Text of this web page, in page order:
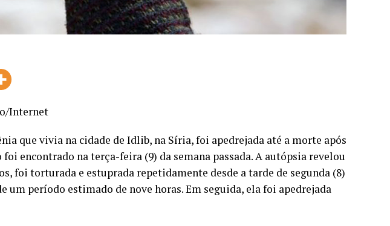
Internet
que vivia na cidade de Idlib, na Síria, foi apedrejada até a morte após
encontrado na terça-feira (9) da semana passada. A autópsia revelou
foi torturada e estuprada repetidamente desde a tarde de segunda (8)
um período estimado de nove horas. Em seguida, ela foi apedrejada